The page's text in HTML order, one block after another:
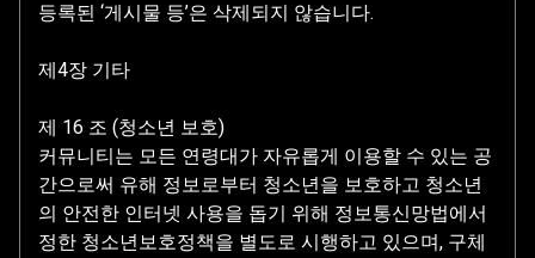
등록된 ‘게시물 등’은 삭제되지 않습니다.
제4장 기타
제 16 조 (청소년 보호)
커뮤니티는 모든 연령대가 자유롭게 이용할 수 있는 공
간으로써 유해 정보로부터 청소년을 보호하고 청소년
의 안전한 인터넷 사용을 돕기 위해 정보통신망법에서
정한 청소년보호정책을 별도로 시행하고 있으며, 구체